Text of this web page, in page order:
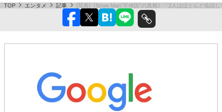
TOP エンタメ 記事 [写真]《Snow Man“不仲説”の真相》「2人はほとんど会話